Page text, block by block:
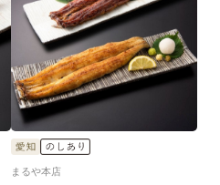
まるや本店